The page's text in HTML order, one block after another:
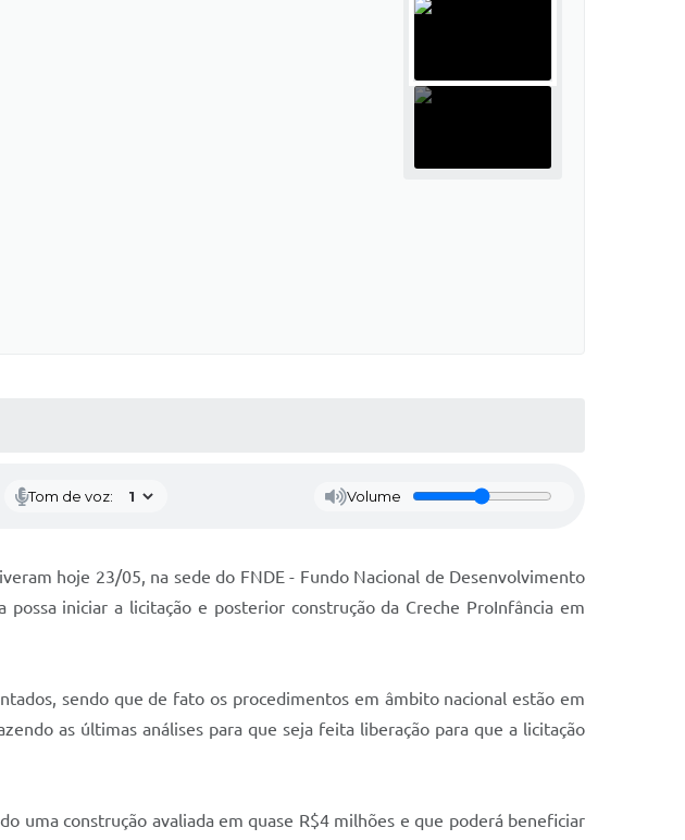
Tom de voz: Volume
hoje 23/05, na sede do FNDE - Fundo Nacional de Desenvolvimento
iniciar a licitação e posterior construção da Creche ProInfância em
sendo que de fato os procedimentos em âmbito nacional estão em
as últimas análises para que seja feita liberação para que a licitação
uma construção avaliada em quase R$4 milhões e que poderá beneficiar